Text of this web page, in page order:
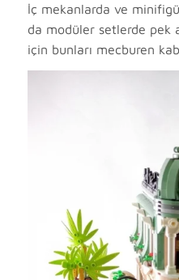
İç mekanlarda ve
da modüler setlerde pek
için bunları mecburen